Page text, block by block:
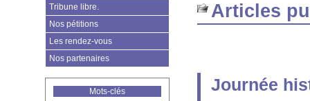
Articles
Journée
Tribune libre.
Nos pétitions
Les rendez-vous
Nos partenaires
Mots-clés